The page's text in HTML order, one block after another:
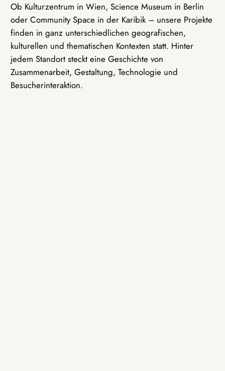
Ob Kulturzentrum in Wien, Science Museum in Berlin
oder Community Space in der Karibik – unsere Projekte
finden in ganz unterschiedlichen geografischen,
kulturellen und thematischen Kontexten statt. Hinter
jedem Standort steckt eine Geschichte von
Zusammenarbeit, Gestaltung, Technologie und
Besucherinteraktion.